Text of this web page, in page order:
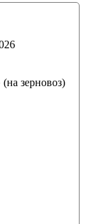
зерновоз)